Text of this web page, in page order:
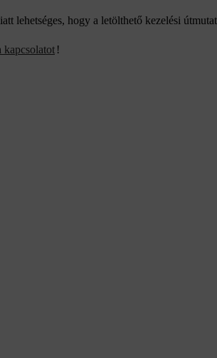
lehetséges, hogy a letölthető kezelési
kapcsolatot !